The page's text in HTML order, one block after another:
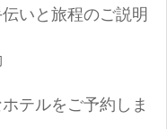
いと旅程のご説明
テルをご予約しま